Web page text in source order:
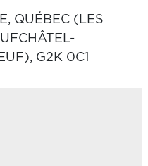
QUÉBEC (LES
G2K 0C1